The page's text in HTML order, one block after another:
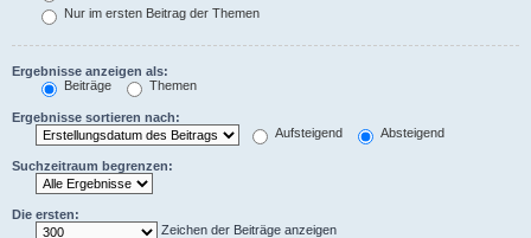
Nur im ersten Beitrag der Themen
Ergebnisse anzeigen als:
Beiträge
Themen
Ergebnisse sortieren nach:
Aufsteigend
Absteigend
Suchzeitraum begrenzen:
Die ersten:
Zeichen der Beiträge anzeigen